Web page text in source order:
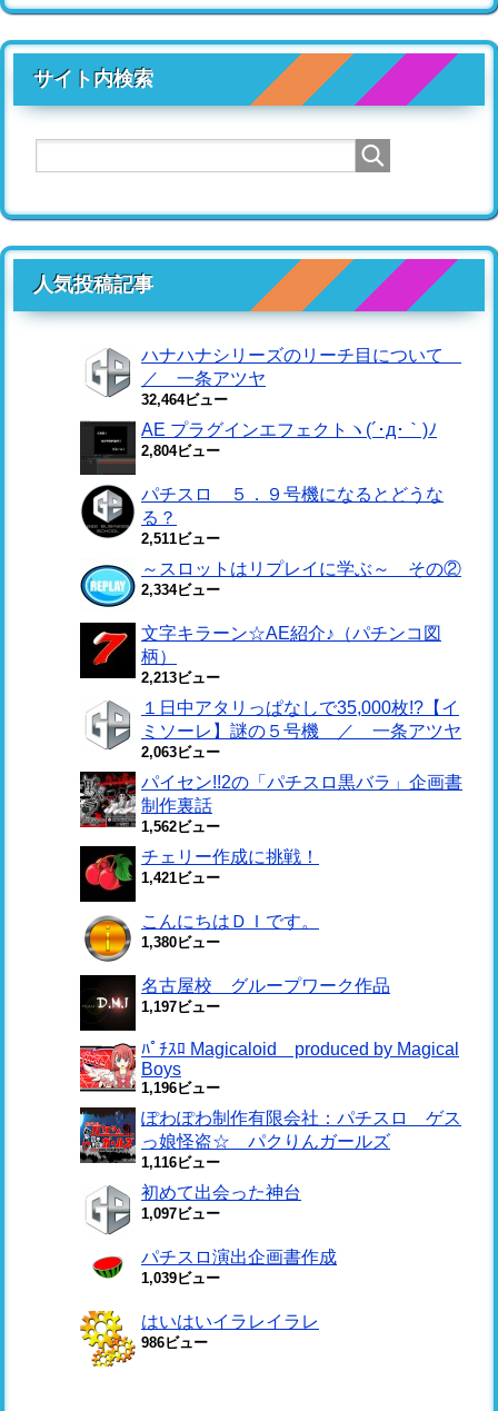
サイト内検索
人気投稿記事
ハナハナシリーズのリーチ目について
／ 一条アツヤ
32,464ビュー
AE プラグインエフェクトヽ(´･д･｀)ﾉ
2,804ビュー
パチスロ ５．９号機になるとどうな
る？
2,511ビュー
～スロットはリプレイに学ぶ～ その②
2,334ビュー
文字キラーン☆AE紹介♪（パチンコ図
柄）
2,213ビュー
１日中アタリっぱなしで35,000枚!?【イ
ミソーレ】謎の５号機 ／ 一条アツヤ
2,063ビュー
パイセン!!2の「パチスロ黒バラ」企画書
制作裏話
1,562ビュー
チェリー作成に挑戦！
1,421ビュー
こんにちはＤＩです。
1,380ビュー
名古屋校 グループワーク作品
1,197ビュー
ﾊﾟﾁｽﾛ Magicaloid produced by Magical
Boys
1,196ビュー
ぽわぽわ制作有限会社：パチスロ ゲス
っ娘怪盗☆ パクりんガールズ
1,116ビュー
初めて出会った神台
1,097ビュー
パチスロ演出企画書作成
1,039ビュー
はいはいイラレイラレ
986ビュー